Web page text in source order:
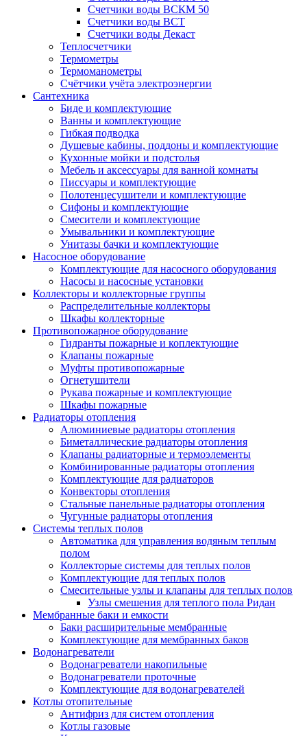
Счетчики воды ВСКМ 50
Счетчики воды ВСТ
Счетчики воды Декаст
Теплосчетчики
Термометры
Термоманометры
Счётчики учёта электроэнергии
Сантехника
Биде и комплектующие
Ванны и комплектующие
Гибкая подводка
Душевые кабины, поддоны и комплектующие
Кухонные мойки и подстолья
Мебель и аксессуары для ванной комнаты
Писсуары и комплектующие
Полотенцесушители и комплектующие
Сифоны и комплектующие
Смесители и комплектующие
Умывальники и комплектующие
Унитазы бачки и комплектующие
Насосное оборудование
Комплектующие для насосного оборудования
Насосы и насосные установки
Коллекторы и коллекторные группы
Распределительные коллекторы
Шкафы коллекторные
Противопожарное оборудование
Гидранты пожарные и коплектующие
Клапаны пожарные
Муфты противопожарные
Огнетушители
Рукава пожарные и комплектующие
Шкафы пожарные
Радиаторы отопления
Алюминиевые радиаторы отопления
Биметаллические радиаторы отопления
Клапаны радиаторные и термоэлементы
Комбинированные радиаторы отопления
Комплектующие для радиаторов
Конвекторы отопления
Стальные панельные радиаторы отопления
Чугунные радиаторы отопления
Системы теплых полов
Автоматика для управления водяным теплым
полом
Коллекторые системы для теплых полов
Комплектующие для теплых полов
Смесительные узлы и клапаны для теплых полов
Узлы смешения для теплого пола Ридан
Мембранные баки и емкости
Баки расширительные мембранные
Комплектующие для мембранных баков
Водонагреватели
Водонагреватели накопильные
Водонагреватели проточные
Комплектующие для водонагревателей
Котлы отопительные
Антифриз для систем отопления
Котлы газовые